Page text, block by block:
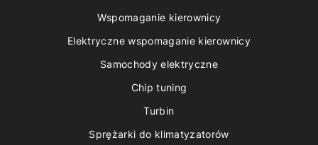
Wspomaganie kierownicy
Elektryczne wspomaganie kierownicy
Samochody elektryczne
Chip tuning
Turbin
Sprężarki do klimatyzatorów